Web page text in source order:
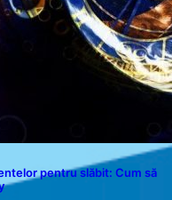
pentru slăbit: Cum să